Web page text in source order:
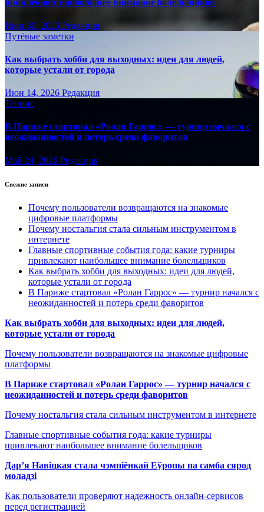
привлекают наибольшее внимание болельщиков
Июн 30, 2026 Редакция
Путёвые заметки
Как выбрать хобби для выходных: идеи для людей,
которые устали от города
Июн 14, 2026 Редакция
Теннис
В Париже стартовал «Ролан Гаррос» — турнир начался с
неожиданностей и потерь среди фаворитов
Май 24, 2026 Редакция
Свежие записи
Почему пользователи возвращаются на знакомые
цифровые платформы
Почему ностальгия стала сильным инструментом в
интернете
Главные спортивные события года: какие турниры
привлекают наибольшее внимание болельщиков
Как выбрать хобби для выходных: идеи для людей,
которые устали от города
В Париже стартовал «Ролан Гаррос» — турнир начался с
неожиданностей и потерь среди фаворитов
Как выбрать хобби для выходных: идеи для людей,
которые устали от города
Почему пользователи возвращаются на знакомые цифровые
платформы
В Париже стартовал «Ролан Гаррос» — турнир начался с
неожиданностей и потерь среди фаворитов
Почему ностальгия стала сильным инструментом в интернете
Главные спортивные события года: какие турниры
привлекают наибольшее внимание болельщиков
Дар’я Навіцкая стала чэмпіёнкай Еўропы па самба сярод
моладзі
Как пользователи проверяют надежность онлайн-сервисов
перед регистрацией